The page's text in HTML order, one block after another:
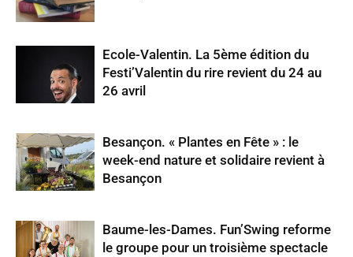
Ecole-Valentin. La 5ème édition du
Festi’Valentin du rire revient du 24 au
26 avril
Besançon. « Plantes en Fête » : le
week-end nature et solidaire revient à
Besançon
Baume-les-Dames. Fun’Swing reforme
le groupe pour un troisième spectacle